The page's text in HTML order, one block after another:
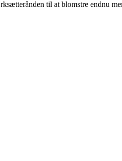
til at blomstre endnu